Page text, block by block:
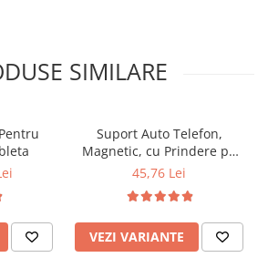
SIMILARE
Suport Auto Telefon,
Magnetic, cu Prindere pe
Grila de Ventilatie
45,76 Lei
VEZI VARIANTE